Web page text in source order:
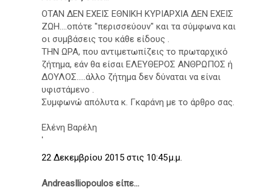
ΟΤΑΝ ΔΕΝ ΕΧΕΙΣ ΕΘΝΙΚΗ ΚΥΡΙΑΡΧΙΑ ΔΕΝ ΕΧΕΙΣ
ΖΩΗ....οπότε "περισσεύουν" και τα σύμφωνα και
οι συμβάσεις του κάθε είδους .
ΤΗΝ ΩΡΑ, που αντιμετωπίζεις το πρωταρχικό
ζήτημα, εάν θα είσαι ΕΛΕΥΘΕΡΟΣ ΑΝΘΡΩΠΟΣ ή
ΔΟΥΛΟΣ.....άλλο ζήτημα δεν δύναται να είναι
υφιστάμενο .
Συμφωνώ απόλυτα κ. Γκαράνη με το άρθρο σας.
Ελένη Βαρέλη
'
22 Δεκεμβρίου 2015 στις 10:45 μ.μ.
AndreasIliopoulos είπε...